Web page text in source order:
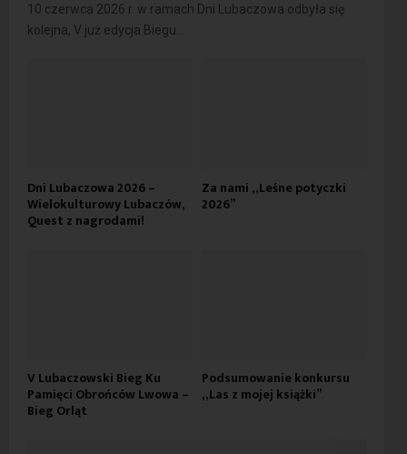
10 czerwca 2026 r. w ramach Dni Lubaczowa odbyła się
kolejna, V już edycja Biegu...
Dni Lubaczowa 2026 –
Wielokulturowy Lubaczów,
Quest z nagrodami!
Za nami „Leśne potyczki
2026”
V Lubaczowski Bieg Ku
Pamięci Obrońców Lwowa –
Bieg Orląt
Podsumowanie konkursu
„Las z mojej książki”